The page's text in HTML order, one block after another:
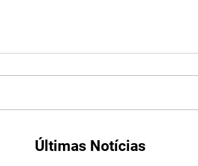
Últimas Notícias